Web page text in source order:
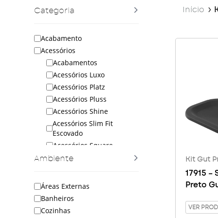
Início
Kit Gut
17915 –
Preto
VER
Categoria
Acabamento
Acessórios
Acabamentos
Acessórios Luxo
Acessórios Platz
Acessórios Pluss
Acessórios Shine
Acessórios Slim Fit
Escovado
Acessórios Square
Acessórios UNI
Cabide
Cabideiro
Dispenser
Ambiente
Áreas Externas
Banheiros
Cozinhas